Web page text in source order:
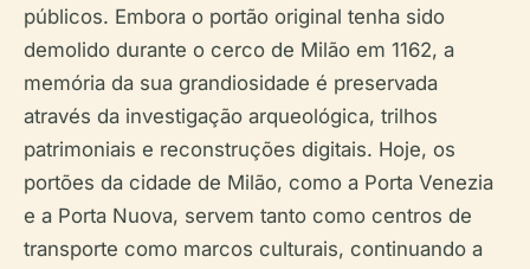
públicos. Embora o portão original tenha sido
demolido durante o cerco de Milão em 1162, a
memória da sua grandiosidade é preservada
através da investigação arqueológica, trilhos
patrimoniais e reconstruções digitais. Hoje, os
portões da cidade de Milão, como a Porta Venezia
e a Porta Nuova, servem tanto como centros de
transporte como marcos culturais, continuando a